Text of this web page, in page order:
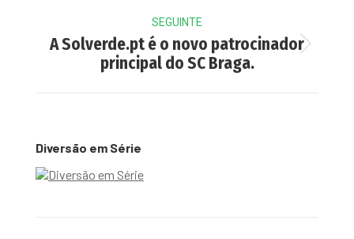
SEGUINTE
Next
post:
A Solverde.pt é o novo patrocinador
principal do SC Braga.
Diversão em Série